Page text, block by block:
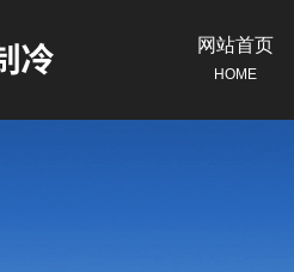
网站首页
HOME